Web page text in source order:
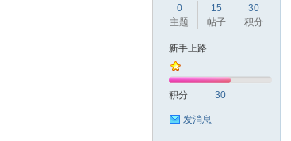
0
主题
15
帖子
30
积分
新手上路
积分 30
发消息